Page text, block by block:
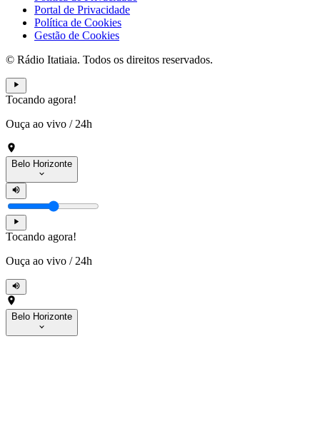
Portal de Privacidade
Política de Cookies
Gestão de Cookies
© Rádio Itatiaia. Todos os direitos reservados.
Tocando agora!
Ouça ao vivo / 24h
Belo Horizonte
Tocando agora!
Ouça ao vivo / 24h
Belo Horizonte